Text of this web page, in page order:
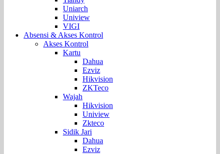
Uniarch
Uniview
VIGI
Absensi & Akses Kontrol
Akses Kontrol
Kartu
Dahua
Ezviz
Hikvision
ZKTeco
Wajah
Hikvision
Uniview
Zkteco
Sidik Jari
Dahua
Ezviz